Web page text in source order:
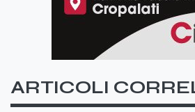
ARTICOLI